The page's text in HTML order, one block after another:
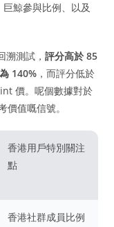
鯨參與比例、以及
溯測試，評分高於 85
140% ，而評分低於
價。呢個數據對於
值嘅信號。
香港用戶特別關注
點
香港社群成員比例